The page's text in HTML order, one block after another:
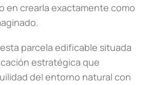
en crearla exactamente como
parcela edificable situada
estratégica que
del entorno natural con